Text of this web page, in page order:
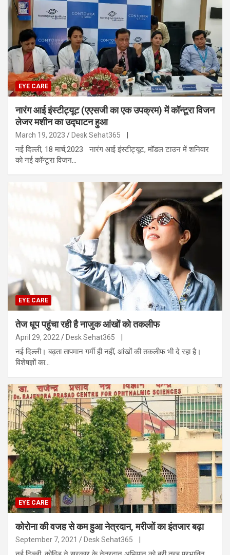
EYE CARE
नारंग आई इंस्टीट्यूट (एएसजी का एक उपक्रम) में कॉन्टूरा विजन
लेजर मशीन का उद्घाटन हुआ
March 19, 2023 Desk Sehat365
नई दिल्ली, 18 मार्च,2023 नारंग आई इंस्टीट्यूट, मॉडल टाउन में शनिवार
को नई कॉन्टूरा विजन…
EYE CARE
तेज धूप पहुंचा रही है नाजुक आंखों को तकलीफ
April 29, 2022 Desk Sehat365
नई दिल्ली। बढ़ता तापमान गर्मी ही नहीं, आंखों की तकलीफ भी दे रहा है।
विशेषज्ञों का…
EYE CARE
कोरोना की वजह से कम हुआ नेत्रदान, मरीजों का इंतजार बढ़ा
September 7, 2021 Desk Sehat365